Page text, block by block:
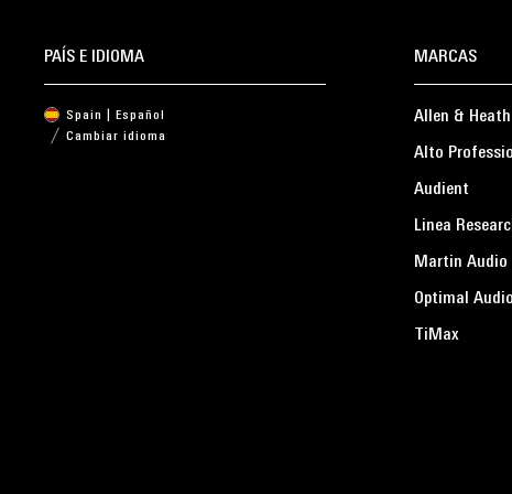
MARCAS
Allen & Heath
Alto
Audient
Linea
Martin Audio
Optimal Audio
TiMax
PAÍS E IDIOMA
Spain | Español
Cambiar idioma